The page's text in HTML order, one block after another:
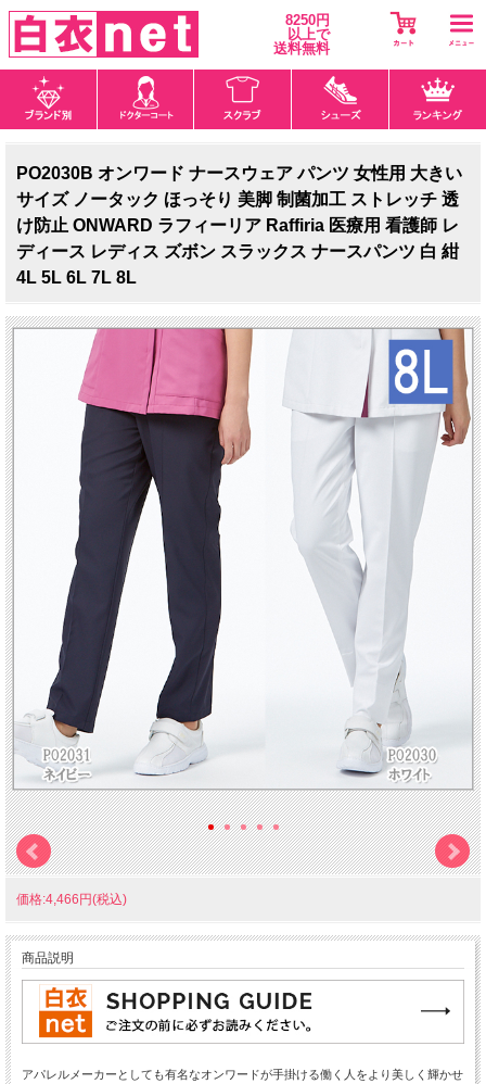
8250円
以上で
送料無料
PO2030B オンワード ナースウェア パンツ 女性用 大きい
サイズ ノータック ほっそり 美脚 制菌加工 ストレッチ 透
け防止 ONWARD ラフィーリア Raffiria 医療用 看護師 レ
ディース レディス ズボン スラックス ナースパンツ 白 紺
4L 5L 6L 7L 8L
価格:4,466円(税込)
商品説明
アパレルメーカーとしても有名なオンワードが手掛ける働く人をより美しく輝かせ